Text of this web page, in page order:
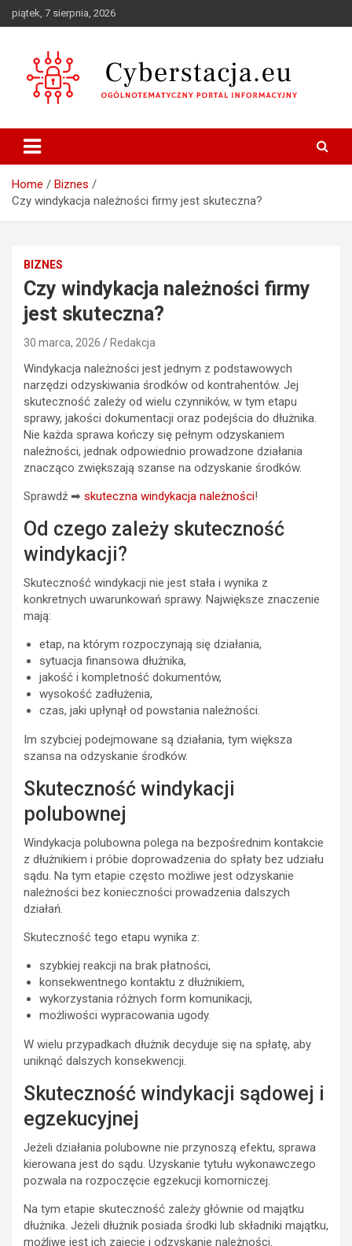
Skip
to
piątek, 7 sierpnia, 2026
Cyberstacja.eu
Home
Biznes
Czy windykacja należności firmy jest skuteczna?
BIZNES
Czy windykacja należności firmy
jest skuteczna?
30 marca, 2026 Redakcja
Windykacja należności jest jednym z podstawowych
narzędzi odzyskiwania środków od kontrahentów. Jej
skuteczność zależy od wielu czynników, w tym etapu
sprawy, jakości dokumentacji oraz podejścia do dłużnika.
Nie każda sprawa kończy się pełnym odzyskaniem
należności, jednak odpowiednio prowadzone działania
znacząco zwiększają szanse na odzyskanie środków.
Sprawdź ➡ skuteczna windykacja należności!
Od czego zależy skuteczność
windykacji?
Skuteczność windykacji nie jest stała i wynika z
konkretnych uwarunkowań sprawy. Największe znaczenie
mają:
etap, na którym rozpoczynają się działania,
sytuacja finansowa dłużnika,
jakość i kompletność dokumentów,
wysokość zadłużenia,
czas, jaki upłynął od powstania należności.
Im szybciej podejmowane są działania, tym większa
szansa na odzyskanie środków.
Skuteczność windykacji
polubownej
Windykacja polubowna polega na bezpośrednim kontakcie
z dłużnikiem i próbie doprowadzenia do spłaty bez udziału
sądu. Na tym etapie często możliwe jest odzyskanie
należności bez konieczności prowadzenia dalszych
działań.
Skuteczność tego etapu wynika z:
szybkiej reakcji na brak płatności,
konsekwentnego kontaktu z dłużnikiem,
wykorzystania różnych form komunikacji,
możliwości wypracowania ugody.
W wielu przypadkach dłużnik decyduje się na spłatę, aby
uniknąć dalszych konsekwencji.
Skuteczność windykacji sądowej i
egzekucyjnej
Jeżeli działania polubowne nie przynoszą efektu, sprawa
kierowana jest do sądu. Uzyskanie tytułu wykonawczego
pozwala na rozpoczęcie egzekucji komorniczej.
Na tym etapie skuteczność zależy głównie od majątku
dłużnika. Jeżeli dłużnik posiada środki lub składniki majątku,
możliwe jest ich zajęcie i odzyskanie należności.